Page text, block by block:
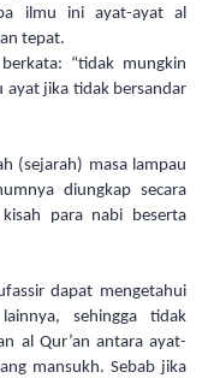
ilmu ini ayat-ayat al
tepat.
“tidak mungkin
ayat jika tidak bersandar
(sejarah) masa lampau
diungkap secara
para nabi beserta
dapat mengetahui
sehingga tidak
al Qur’an antara ayat-
mansukh. Sebab jika